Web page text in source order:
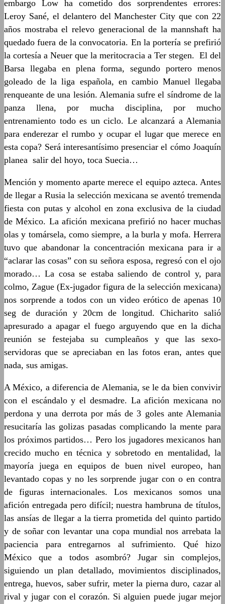
embargo Low ha cometido dos sorprendentes errores:
Leroy Sané, el delantero del Manchester City que con 22
años mostraba el relevo generacional de la mannshaft ha
quedado fuera de la convocatoria. En la portería se prefirió
la cortesía a Neuer que la meritocracia a Ter stegen. El del
Barsa llegaba en plena forma, segundo portero menos
goleado de la liga española, en cambio Manuel llegaba
renqueante de una lesión. Alemania sufre el síndrome de la
panza llena, por mucha disciplina, por mucho
entrenamiento todo es un ciclo. Le alcanzará a Alemania
para enderezar el rumbo y ocupar el lugar que merece en
esta copa? Será interesantísimo presenciar el cómo Joaquín
planea salir del hoyo, toca Suecia…
Mención y momento aparte merece el equipo azteca. Antes
de llegar a Rusia la selección mexicana se aventó tremenda
fiesta con putas y alcohol en zona exclusiva de la ciudad
de México. La afición mexicana prefirió no hacer muchas
olas y tomársela, como siempre, a la burla y mofa. Herrera
tuvo que abandonar la concentración mexicana para ir a
“aclarar las cosas” con su señora esposa, regresó con el ojo
morado… La cosa se estaba saliendo de control y, para
colmo, Zague (Ex-jugador figura de la selección mexicana)
nos sorprende a todos con un video erótico de apenas 10
seg de duración y 20cm de longitud. Chicharito salió
apresurado a apagar el fuego arguyendo que en la dicha
reunión se festejaba su cumpleaños y que las sexo-
servidoras que se apreciaban en las fotos eran, antes que
nada, sus amigas.
A México, a diferencia de Alemania, se le da bien convivir
con el escándalo y el desmadre. La afición mexicana no
perdona y una derrota por más de 3 goles ante Alemania
resucitaría las golizas pasadas complicando la mente para
los próximos partidos… Pero los jugadores mexicanos han
crecido mucho en técnica y sobretodo en mentalidad, la
mayoría juega en equipos de buen nivel europeo, han
levantado copas y no les sorprende jugar con o en contra
de figuras internacionales. Los mexicanos somos una
afición entregada pero difícil; nuestra hambruna de títulos,
las ansías de llegar a la tierra prometida del quinto partido
y de soñar con levantar una copa mundial nos arrebata la
paciencia para entregarnos al sufrimiento. Qué hizo
México que a todos asombró? Jugar sin complejos,
siguiendo un plan detallado, movimientos disciplinados,
entrega, huevos, saber sufrir, meter la pierna duro, cazar al
rival y jugar con el corazón. Si alguien puede jugar mejor